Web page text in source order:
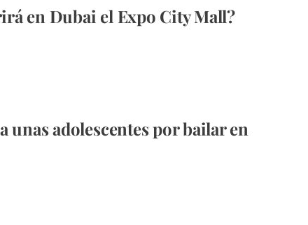
en Dubai el Expo City Mall?
unas adolescentes por bailar en